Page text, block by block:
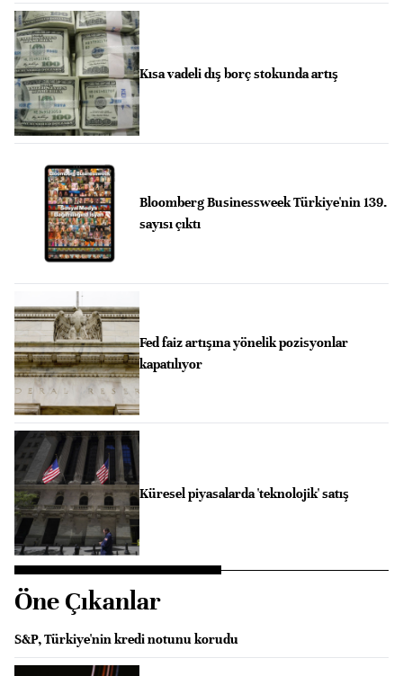
Kısa vadeli dış borç stokunda artış
Bloomberg Businessweek Türkiye'nin 139.
sayısı çıktı
Fed faiz artışına yönelik pozisyonlar
kapatılıyor
Küresel piyasalarda 'teknolojik' satış
Öne Çıkanlar
S&P, Türkiye'nin kredi notunu korudu